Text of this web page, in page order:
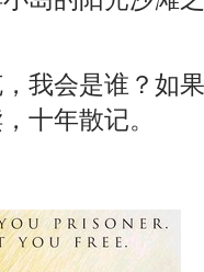
会是谁？如果
十年散记。